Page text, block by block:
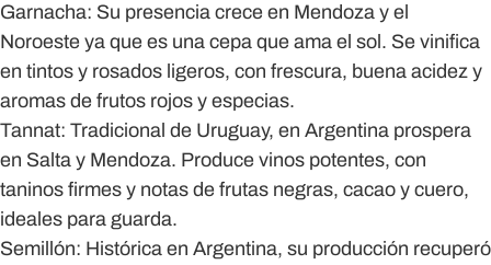
Garnacha: Su presencia crece en Mendoza y el
Noroeste ya que es una cepa que ama el sol. Se vinifica
en tintos y rosados ligeros, con frescura, buena acidez y
aromas de frutos rojos y especias.
Tannat: Tradicional de Uruguay, en Argentina prospera
en Salta y Mendoza. Produce vinos potentes, con
taninos firmes y notas de frutas negras, cacao y cuero,
ideales para guarda.
Semillón: Histórica en Argentina, su producción recuperó